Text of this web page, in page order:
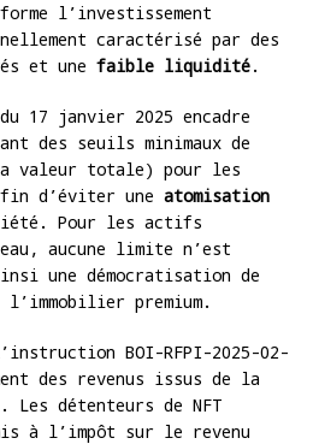
l’investissement
caractérisé par des
et une faible liquidité.
17 janvier 2025 encadre
des seuils minimaux de
valeur totale) pour les
d’éviter une atomisation
Pour les actifs
aucune limite n’est
une démocratisation de
premium.
BOI-RFPI-2025-02-
des revenus issus de la
détenteurs de NFT
à l’impôt sur le revenu